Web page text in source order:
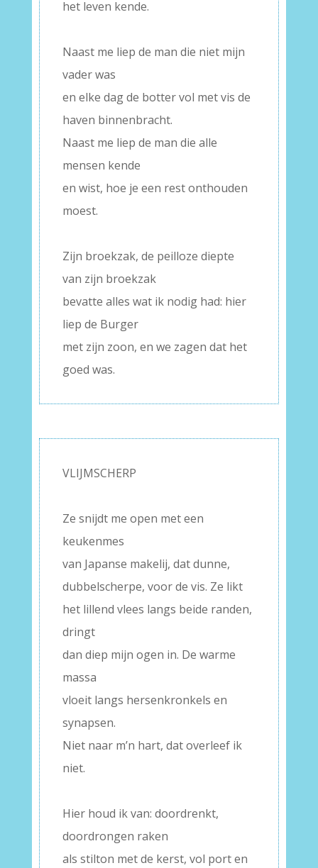
het leven kende.
Naast me liep de man die niet mijn
vader was
en elke dag de botter vol met vis de
haven binnenbracht.
Naast me liep de man die alle
mensen kende
en wist, hoe je een rest onthouden
moest.
Zijn broekzak, de peilloze diepte
van zijn broekzak
bevatte alles wat ik nodig had: hier
liep de Burger
met zijn zoon, en we zagen dat het
goed was.
VLIJMSCHERP
Ze snijdt me open met een
keukenmes
van Japanse makelij, dat dunne,
dubbelscherpe, voor de vis. Ze likt
het lillend vlees langs beide randen,
dringt
dan diep mijn ogen in. De warme
massa
vloeit langs hersenkronkels en
synapsen.
Niet naar m’n hart, dat overleef ik
niet.
Hier houd ik van: doordrenkt,
doordrongen raken
als stilton met de kerst, vol port en